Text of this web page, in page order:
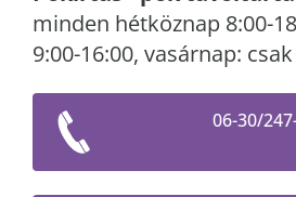
minden hétköznap 8:00-
9:00-16:00, vasárnap:
06-30/